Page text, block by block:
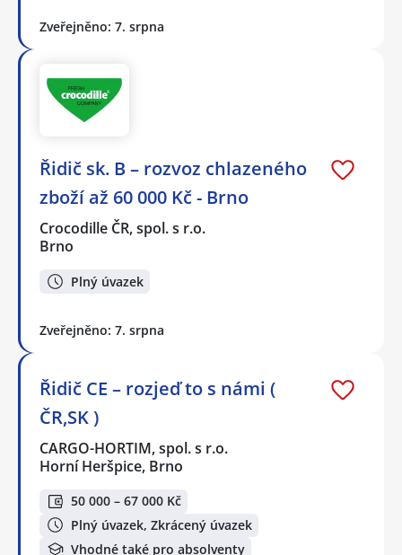
Zveřejněno: 7. srpna
Řidič sk. B – rozvoz chlazeného
zboží až 60 000 Kč - Brno
Crocodille ČR, spol. s r.o.
Brno
Plný úvazek
Zveřejněno: 7. srpna
Řidič CE – rozjeď to s námi (
ČR,SK )
CARGO-HORTIM, spol. s r.o.
Horní Heršpice, Brno
50 000 – 67 000 Kč
Plný úvazek, Zkrácený úvazek
Vhodné také pro absolventy